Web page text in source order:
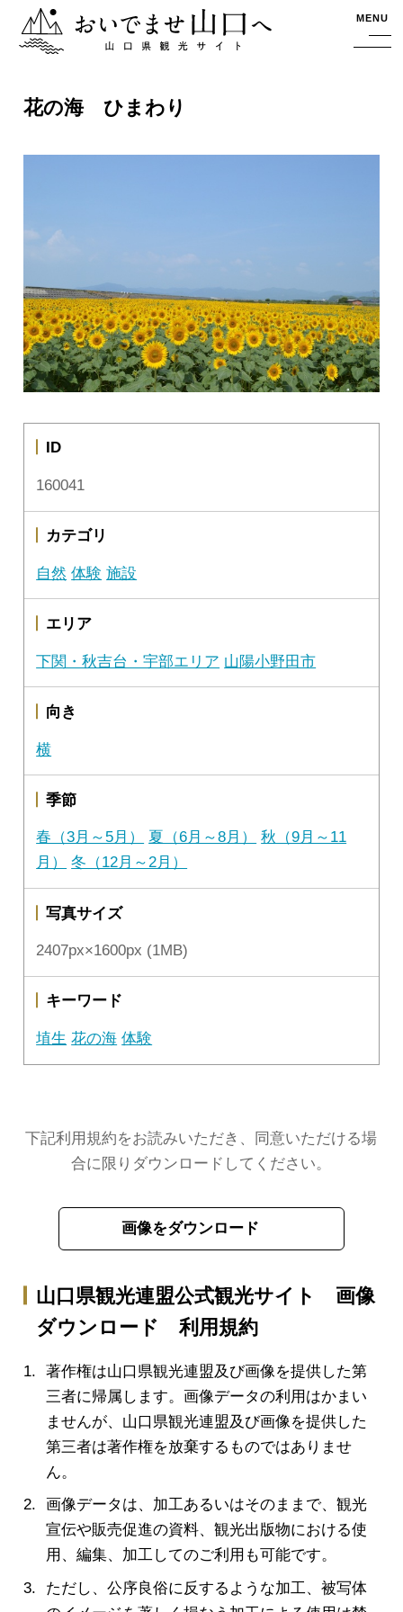
おいでませ山口へー山口県観光サイト MENU
花の海 ひまわり
ID
160041
カテゴリ
自然 体験 施設
エリア
下関・秋吉台・宇部エリア 山陽小野田市
向き
横
季節
春（3月～5月） 夏（6月～8月）
秋（9月～11
月）
冬（12月～2月）
写真サイズ
2407px×1600px (1MB)
キーワード
埴生 花の海 体験
下記利用規約をお読みいただき、同意いただける場
合に限りダウンロードしてください。
画像をダウンロード
山口県観光連盟公式観光サイト 画像
ダウンロード 利用規約
著作権は山口県観光連盟及び画像を提供した第
三者に帰属します。画像データの利用はかまい
ませんが、山口県観光連盟及び画像を提供した
第三者は著作権を放棄するものではありませ
ん。
画像データは、加工あるいはそのままで、観光
宣伝や販売促進の資料、観光出版物における使
用、編集、加工してのご利用も可能です。
ただし、公序良俗に反するような加工、被写体